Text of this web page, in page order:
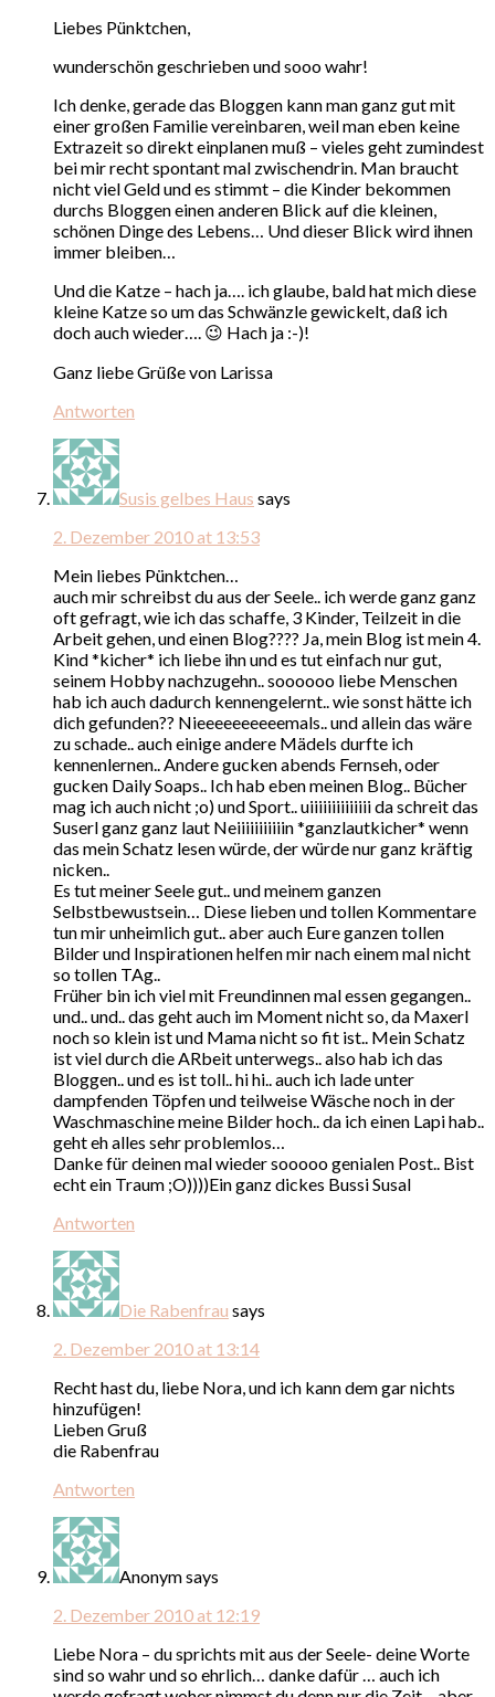
Liebes Pünktchen,
wunderschön geschrieben und sooo wahr!
Ich denke, gerade das Bloggen kann man ganz gut mit
einer großen Familie vereinbaren, weil man eben keine
Extrazeit so direkt einplanen muß – vieles geht zumindest
bei mir recht spontant mal zwischendrin. Man braucht
nicht viel Geld und es stimmt – die Kinder bekommen
durchs Bloggen einen anderen Blick auf die kleinen,
schönen Dinge des Lebens… Und dieser Blick wird ihnen
immer bleiben…
Und die Katze – hach ja…. ich glaube, bald hat mich diese
kleine Katze so um das Schwänzle gewickelt, daß ich
doch auch wieder…. 😉 Hach ja :-)!
Ganz liebe Grüße von Larissa
Antworten
Susis gelbes Haus says
2. Dezember 2010 at 13:53
Mein liebes Pünktchen…
auch mir schreibst du aus der Seele.. ich werde ganz ganz
oft gefragt, wie ich das schaffe, 3 Kinder, Teilzeit in die
Arbeit gehen, und einen Blog???? Ja, mein Blog ist mein 4.
Kind *kicher* ich liebe ihn und es tut einfach nur gut,
seinem Hobby nachzugehn.. soooooo liebe Menschen
hab ich auch dadurch kennengelernt.. wie sonst hätte ich
dich gefunden?? Nieeeeeeeeeemals.. und allein das wäre
zu schade.. auch einige andere Mädels durfte ich
kennenlernen.. Andere gucken abends Fernseh, oder
gucken Daily Soaps.. Ich hab eben meinen Blog.. Bücher
mag ich auch nicht ;o) und Sport.. uiiiiiiiiiiiiii da schreit das
Suserl ganz ganz laut Neiiiiiiiiiiin *ganzlautkicher* wenn
das mein Schatz lesen würde, der würde nur ganz kräftig
nicken..
Es tut meiner Seele gut.. und meinem ganzen
Selbstbewustsein… Diese lieben und tollen Kommentare
tun mir unheimlich gut.. aber auch Eure ganzen tollen
Bilder und Inspirationen helfen mir nach einem mal nicht
so tollen TAg..
Früher bin ich viel mit Freundinnen mal essen gegangen..
und.. und.. das geht auch im Moment nicht so, da Maxerl
noch so klein ist und Mama nicht so fit ist.. Mein Schatz
ist viel durch die ARbeit unterwegs.. also hab ich das
Bloggen.. und es ist toll.. hi hi.. auch ich lade unter
dampfenden Töpfen und teilweise Wäsche noch in der
Waschmaschine meine Bilder hoch.. da ich einen Lapi hab..
geht eh alles sehr problemlos…
Danke für deinen mal wieder sooooo genialen Post.. Bist
echt ein Traum ;O))))Ein ganz dickes Bussi Susal
Antworten
Die Rabenfrau says
2. Dezember 2010 at 13:14
Recht hast du, liebe Nora, und ich kann dem gar nichts
hinzufügen!
Lieben Gruß
die Rabenfrau
Antworten
Anonymsays
2. Dezember 2010 at 12:19
Liebe Nora – du sprichts mit aus der Seele- deine Worte
sind so wahr und so ehrlich… danke dafür … auch ich